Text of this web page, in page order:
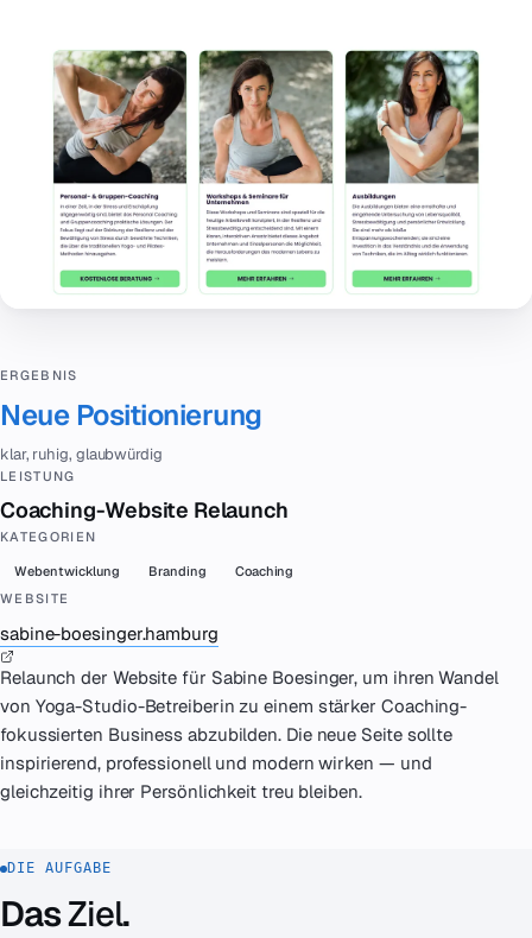
ERGEBNIS
Neue Positionierung
klar, ruhig, glaubwürdig
LEISTUNG
Coaching-Website Relaunch
KATEGORIEN
Webentwicklung Branding
Coaching
WEBSITE
sabine-boesinger.hamburg
Relaunch der Website für Sabine Boesinger, um ihren Wandel
von Yoga-Studio-Betreiberin zu einem stärker Coaching-
fokussierten Business abzubilden. Die neue Seite sollte
inspirierend, professionell und modern wirken — und
gleichzeitig ihrer Persönlichkeit treu bleiben.
DIE AUFGABE
DasZiel.